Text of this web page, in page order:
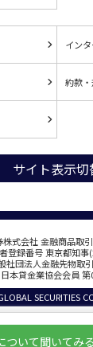
イン
約款
サイト表示切
株式会社 金融商品取
登録番号 東京都知事
社団法人金融先物取
本貸金業協会会員 第
SECURITIES
ついて聞いてみ